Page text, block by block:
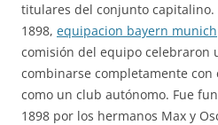
titulares del conjunto capitalino.
1898, equipacion bayern munich
comisión del equipo celebraron
combinarse completamente con
como un club autónomo. Fue
1898 por los hermanos Max y